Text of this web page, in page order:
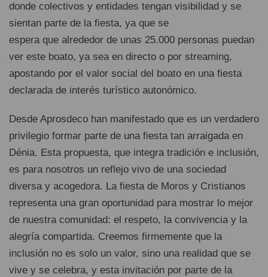
donde colectivos y entidades tengan visibilidad y se
sientan parte de la fiesta, ya que se
espera que alrededor de unas 25.000 personas puedan
ver este boato, ya sea en directo o por streaming,
apostando por el valor social del boato en una fiesta
declarada de interés turístico autonómico.
Desde Aprosdeco han manifestado que es un verdadero
privilegio formar parte de una fiesta tan arraigada en
Dénia. Esta propuesta, que integra tradición e inclusión,
es para nosotros un reflejo vivo de una sociedad
diversa y acogedora. La fiesta de Moros y Cristianos
representa una gran oportunidad para mostrar lo mejor
de nuestra comunidad: el respeto, la convivencia y la
alegría compartida. Creemos firmemente que la
inclusión no es solo un valor, sino una realidad que se
vive y se celebra, y esta invitación por parte de la